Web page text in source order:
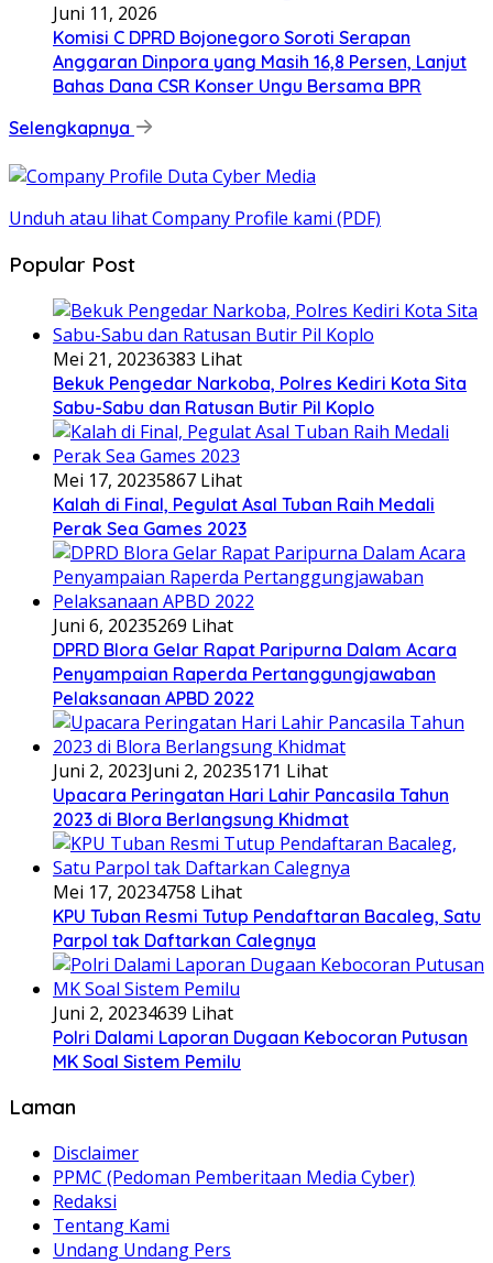
Juni 11, 2026
Komisi C DPRD Bojonegoro Soroti Serapan
Anggaran Dinpora yang Masih 16,8 Persen, Lanjut
Bahas Dana CSR Konser Ungu Bersama BPR
Selengkapnya
Unduh atau lihat Company Profile kami (PDF)
Popular Post
Mei 21, 20236383 Lihat
Bekuk Pengedar Narkoba, Polres Kediri Kota Sita
Sabu-Sabu dan Ratusan Butir Pil Koplo
Mei 17, 20235867 Lihat
Kalah di Final, Pegulat Asal Tuban Raih Medali
Perak Sea Games 2023
Juni 6, 20235269 Lihat
DPRD Blora Gelar Rapat Paripurna Dalam Acara
Penyampaian Raperda Pertanggungjawaban
Pelaksanaan APBD 2022
Juni 2, 2023Juni 2, 20235171 Lihat
Upacara Peringatan Hari Lahir Pancasila Tahun
2023 di Blora Berlangsung Khidmat
Mei 17, 20234758 Lihat
KPU Tuban Resmi Tutup Pendaftaran Bacaleg, Satu
Parpol tak Daftarkan Calegnya
Juni 2, 20234639 Lihat
Polri Dalami Laporan Dugaan Kebocoran Putusan
MK Soal Sistem Pemilu
Laman
Disclaimer
PPMC (Pedoman Pemberitaan Media Cyber)
Redaksi
Tentang Kami
Undang Undang Pers